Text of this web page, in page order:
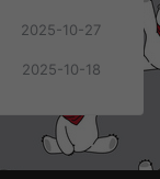
2025-10-27
2025-10-18